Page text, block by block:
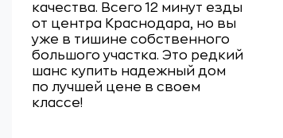
качества. Всего 12 минут езды
от центра Краснодара, но вы
уже в тишине собственного
большого участка. Это редкий
шанс купить надежный дом
по лучшей цене в своем
классе!